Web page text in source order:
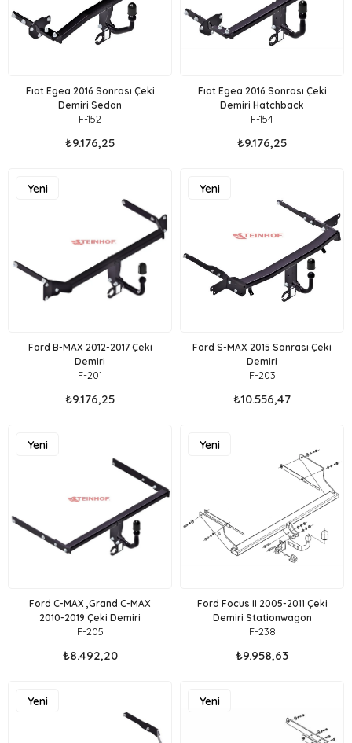
Fıat Egea 2016 Sonrası Çeki
Demiri Sedan
F-152
₺9.176,25
Fıat Egea 2016 Sonrası Çeki
Demiri Hatchback
F-154
₺9.176,25
Ford B-MAX 2012-2017 Çeki
Demiri
F-201
₺9.176,25
Yeni
Ford S-MAX 2015 Sonrası Çeki
Demiri
F-203
₺10.556,47
Yeni
Ford C-MAX ,Grand C-MAX
2010-2019 Çeki Demiri
F-205
₺8.492,20
Yeni
Ford Focus II 2005-2011 Çeki
Demiri Stationwagon
F-238
₺9.958,63
Yeni
Yeni
Yeni